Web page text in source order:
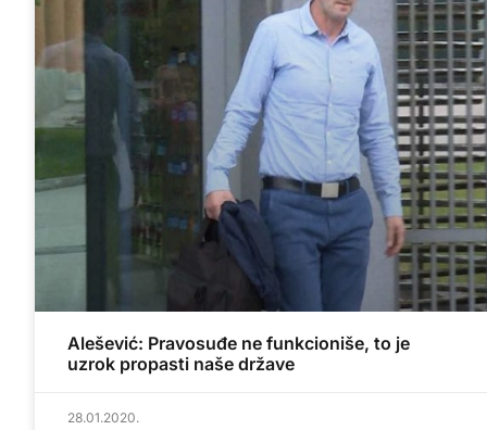
Alešević: Pravosuđe ne funkcioniše, to je
uzrok propasti naše države
28.01.2020.